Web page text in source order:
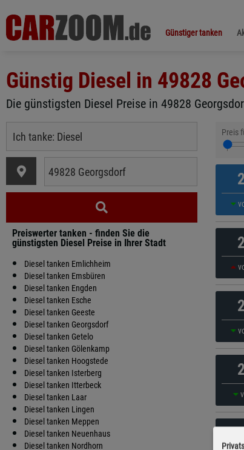
Günstiger tanken
Günstig Diesel in 49828
Die günstigsten Diesel Preise in 49828
Preiswerter tanken - finden Sie die
günstigsten Diesel Preise in Ihrer Stadt
Diesel tanken Emlichheim
Diesel tanken Emsbüren
Diesel tanken Engden
Diesel tanken Esche
Diesel tanken Geeste
Diesel tanken Georgsdorf
Diesel tanken Getelo
Diesel tanken Gölenkamp
Diesel tanken Hoogstede
Diesel tanken Isterberg
Diesel tanken Itterbeck
Diesel tanken Laar
Diesel tanken Lingen
Diesel tanken Meppen
Diesel tanken Neuenhaus
Diesel tanken Nordhorn
Preis